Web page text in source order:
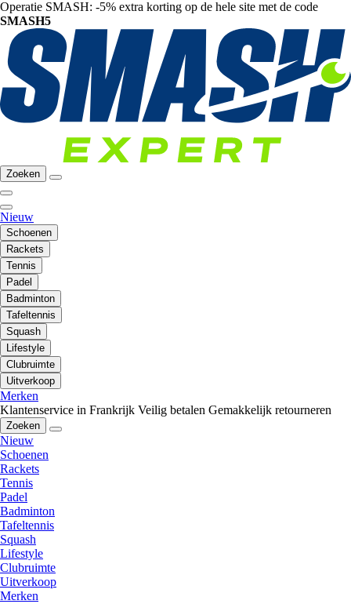
Operatie SMASH: -5% extra korting op de hele site met de code
SMASH5
Zoeken
Nieuw
Schoenen
Rackets
Tennis
Padel
Badminton
Tafeltennis
Squash
Lifestyle
Clubruimte
Uitverkoop
Merken
Klantenservice in Frankrijk Veilig betalen Gemakkelijk retourneren
Zoeken
Nieuw
Schoenen
Rackets
Tennis
Padel
Badminton
Tafeltennis
Squash
Lifestyle
Clubruimte
Uitverkoop
Merken